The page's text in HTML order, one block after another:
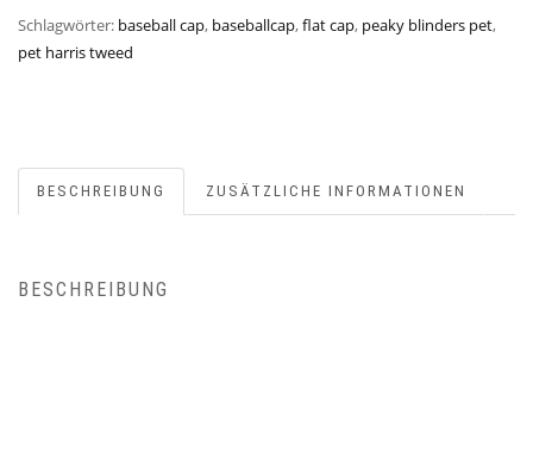
Schlagwörter: baseball cap, baseballcap,flat cap, peaky blinders pet,
pet harris tweed
BESCHREIBUNG ZUSÄTZLICHE INFORMATIONEN
BESCHREIBUNG